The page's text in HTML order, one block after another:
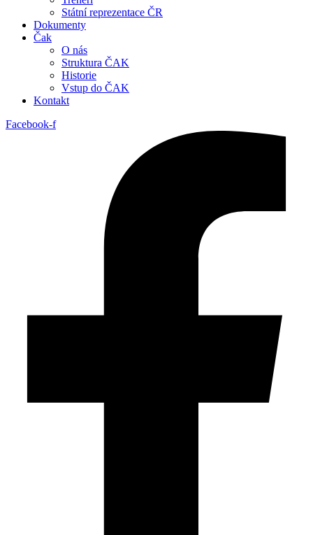
Státní reprezentace ČR
Dokumenty
Čak
O nás
Struktura ČAK
Historie
Vstup do ČAK
Kontakt
Facebook-f